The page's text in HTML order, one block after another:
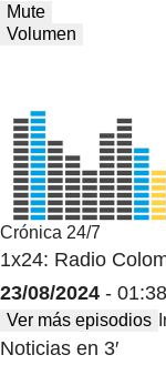
Mute
Volumen
Crónica 24/7
1x24: Radio
23/08/2024 -
Ver más episodios
Noticias en 3′